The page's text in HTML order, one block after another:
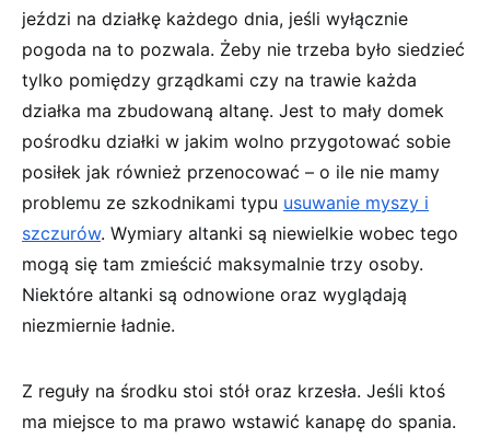
jeździ na działkę każdego dnia, jeśli wyłącznie
pogoda na to pozwala. Żeby nie trzeba było siedzieć
tylko pomiędzy grządkami czy na trawie każda
działka ma zbudowaną altanę. Jest to mały domek
pośrodku działki w jakim wolno przygotować sobie
posiłek jak również przenocować – o ile nie mamy
problemu ze szkodnikami typu usuwanie myszy i
szczurów. Wymiary altanki są niewielkie wobec tego
mogą się tam zmieścić maksymalnie trzy osoby.
Niektóre altanki są odnowione oraz wyglądają
niezmiernie ładnie.
Z reguły na środku stoi stół oraz krzesła. Jeśli ktoś
ma miejsce to ma prawo wstawić kanapę do spania.